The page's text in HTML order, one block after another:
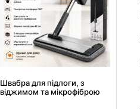
Швабра для підлоги, з
віджимом та мікрофіброю